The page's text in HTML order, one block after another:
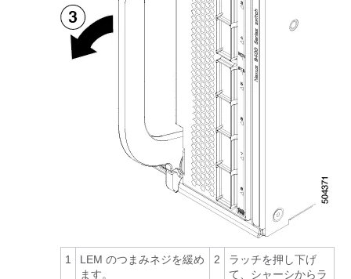
1
LEM のつまみネジを緩め
ます。
2
ラッチを押し下げ
て、シャーシからラ